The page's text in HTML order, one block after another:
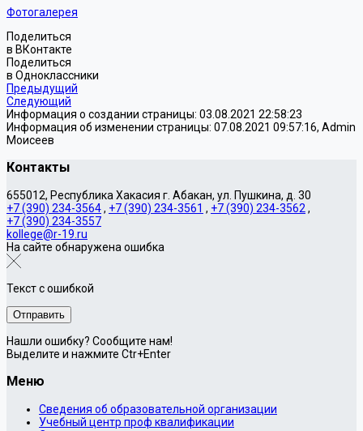
Фотогалерея
Поделиться
в ВКонтакте
Поделиться
в Одноклассники
Предыдущий
Следующий
Информация о создании страницы: 03.08.2021 22:58:23
Информация об изменении страницы: 07.08.2021 09:57:16, Admin
Моисеев
Контакты
655012, Республика Хакасия г. Абакан, ул. Пушкина, д. 30
+7 (390) 234-3564, +7 (390) 234-3561 , +7 (390) 234-3562 ,
+7 (390) 234-3557
kollege@r-19.ru
На сайте обнаружена ошибка
Текст с ошибкой
Нашли ошибку? Сообщите нам!
Выделите и нажмите Ctr+Enter
Меню
Сведения об образовательной организации
Учебный центр проф квалификации